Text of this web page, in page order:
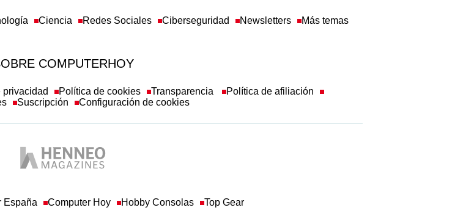
Ciencia Redes Sociales Ciberseguridad Newsletters Más temas
COMPUTERHOY
privacidad Política de cookies Transparencia
Política de afiliación
Suscripción Configuración de cookies
España Computer Hoy Hobby Consolas Top Gear